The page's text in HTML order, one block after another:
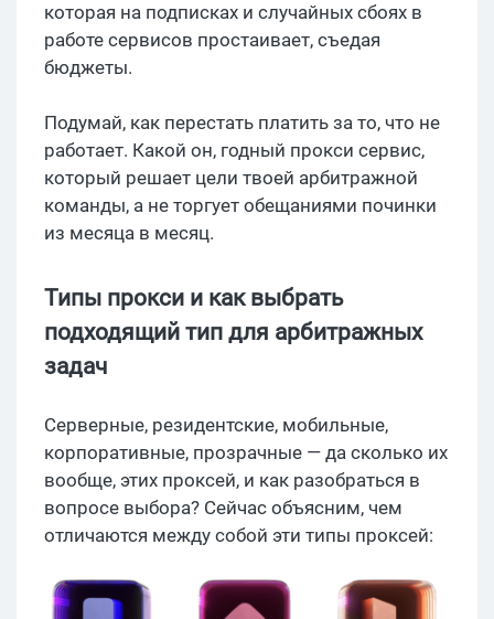
которая на подписках и случайных сбоях в
работе сервисов простаивает, съедая
бюджеты.
Подумай, как перестать платить за то, что не
работает. Какой он, годный прокси сервис,
который решает цели твоей арбитражной
команды, а не торгует обещаниями починки
из месяца в месяц.
Типы прокси и как выбрать
подходящий тип для арбитражных
задач
Серверные, резидентские, мобильные,
корпоративные, прозрачные — да сколько их
вообще, этих проксей, и как разобраться в
вопросе выбора? Сейчас объясним, чем
отличаются между собой эти типы проксей: